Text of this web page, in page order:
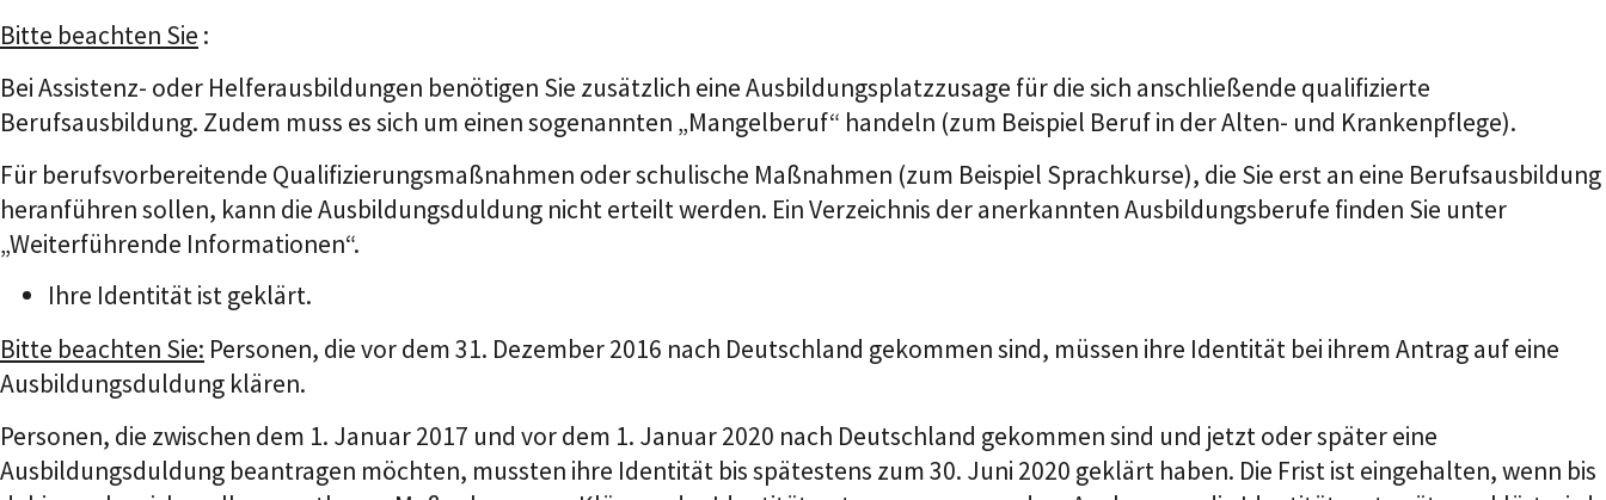
Bitte beachten Sie :
Bei Assistenz- oder Helferausbildungen benötigen Sie zusätzlich eine Ausbildungsplatzzusage für die sich anschließende qualifizierte
Berufsausbildung. Zudem muss es sich um einen sogenannten „Mangelberuf“ handeln (zum Beispiel Beruf in der Alten- und Krankenpflege).
Für berufsvorbereitende Qualifizierungsmaßnahmen oder schulische Maßnahmen (zum Beispiel Sprachkurse), die Sie erst an eine Berufsausbildung
heranführen sollen, kann die Ausbildungsduldung nicht erteilt werden. Ein Verzeichnis der anerkannten Ausbildungsberufe finden Sie unter
„Weiterführende Informationen“.
Ihre Identität ist geklärt.
Bitte beachten Sie: Personen, die vor dem 31. Dezember 2016 nach Deutschland gekommen sind, müssen ihre Identität bei ihrem Antrag auf eine
Ausbildungsduldung klären.
Personen, die zwischen dem 1. Januar 2017 und vor dem 1. Januar 2020 nach Deutschland gekommen sind und jetzt oder später eine
Ausbildungsduldung beantragen möchten, mussten ihre Identität bis spätestens zum 30. Juni 2020 geklärt haben. Die Frist ist eingehalten, wenn bis